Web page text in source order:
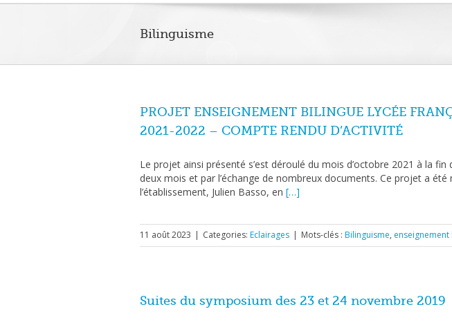
Bilinguisme
PROJET ENSEIGNEMENT BILINGUE LYCÉE
2021-2022 – COMPTE RENDU D’ACTIVITÉ
Le projet ainsi présenté s’est déroulé du mois d’octobre 2021 à la
deux mois et par l’échange de nombreux documents. Ce projet a
l’établissement, Julien Basso, en […]
11 août 2023 | Categories: Eclairages | Mots-clés : Bilinguisme, enseignement
Suites du symposium des 23 et 24 novembre 2019